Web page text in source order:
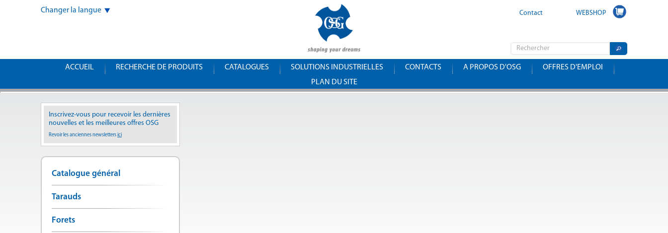
contenu
principal
Changer la langue Contact WEBSHOP
ACCUEIL RECHERCHE DE PRODUITS CATALOGUES SOLUTIONS INDUSTRIELLES CONTACTS A PROPOS D'OSG
OFFRES D'EMPLOI
PLAN DU SITE
Inscrivez-vous pour recevoir les dernières
nouvelles et les meilleures offres OSG
Revoir les anciennes newslettersici
Catalogue général
Tarauds
Forets